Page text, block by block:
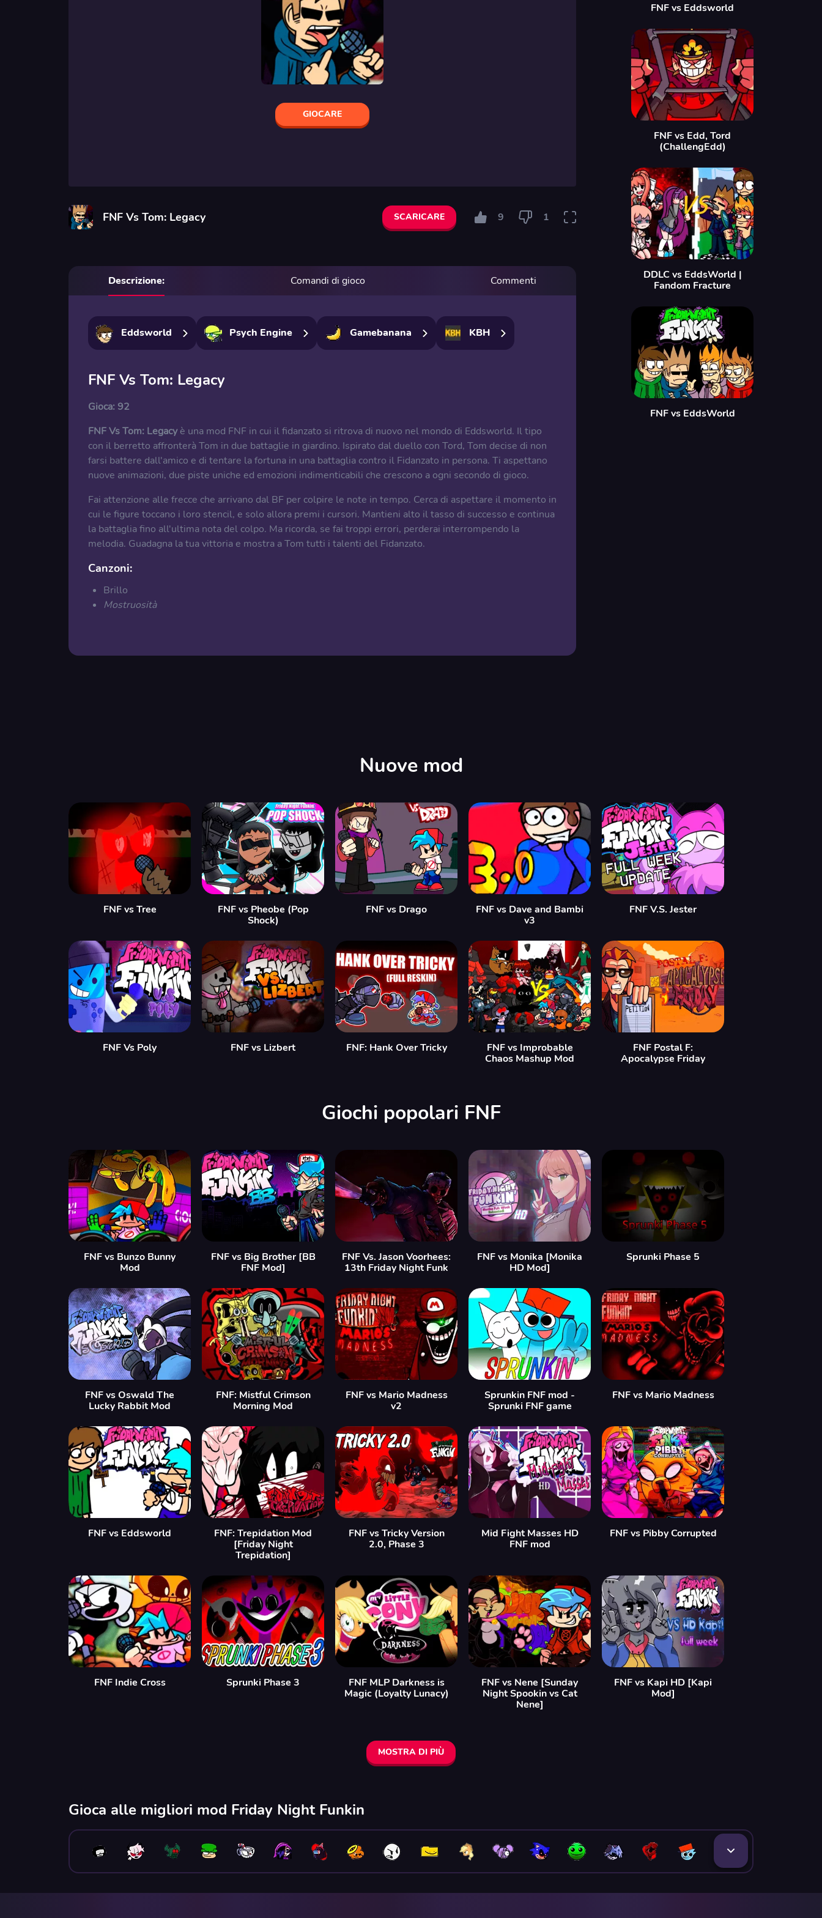
GIOCARE
FNF Vs Tom: Legacy SCARICARE 9 1
Descrizione: Comandi di gioco Commenti
Eddsworld Psych Engine Gamebanana KBH
FNF Vs Tom: Legacy
Gioca: 92
FNF Vs Tom: Legacyè una mod FNF in cui il fidanzato si ritrova di nuovo nel mondo di Eddsworld. Il tipo
con il berretto affronterà Tom in due battaglie in giardino. Ispirato dal duello con Tord, Tom decise di non
farsi battere dall'amico e di tentare la fortuna in una battaglia contro il Fidanzato in persona. Ti aspettano
nuove animazioni, due piste uniche ed emozioni indimenticabili che crescono a ogni secondo di gioco.
Fai attenzione alle frecce che arrivano dal BF per colpire le note in tempo. Cerca di aspettare il momento in
cui le figure toccano i loro stencil, e solo allora premi i cursori. Mantieni alto il tasso di successo e continua
la battaglia fino all'ultima nota del colpo. Ma ricorda, se fai troppi errori, perderai interrompendo la
melodia. Guadagna la tua vittoria e mostra a Tom tutti i talenti del Fidanzato.
Canzoni:
Brillo
Mostruosità
FNF vs Eddsworld
FNF vs Edd, Tord
(ChallengEdd)
DDLC vs EddsWorld |
Fandom Fracture
FNF vs EddsWorld
Nuove mod
FNF vs Tree
FNF vs Pheobe (Pop
Shock)
FNF vs Drago
FNF vs Dave and Bambi
v3
FNF V.S. Jester
FNF Vs Poly FNF vs Lizbert FNF: Hank Over Tricky
FNF vs Improbable
Chaos Mashup Mod
FNF Postal F:
Apocalypse Friday
Giochi popolari FNF
FNF vs Bunzo Bunny
Mod
FNF vs Big Brother [BB
FNF Mod]
FNF Vs. Jason Voorhees:
13th Friday Night Funk
FNF vs Monika [Monika
HD Mod]
Sprunki Phase 5
FNF vs Oswald The
Lucky Rabbit Mod
FNF: Mistful Crimson
Morning Mod
FNF vs Mario Madness
v2
Sprunkin FNF mod -
Sprunki FNF game
FNF vs Mario Madness
FNF vs Eddsworld
FNF: Trepidation Mod
[Friday Night
Trepidation]
FNF vs Tricky Version
2.0, Phase 3
Mid Fight Masses HD
FNF mod
FNF vs Pibby Corrupted
FNF Indie Cross Sprunki Phase 3
FNF MLP Darkness is
Magic (Loyalty Lunacy)
FNF vs Nene [Sunday
Night Spookin vs Cat
Nene]
FNF vs Kapi HD [Kapi
Mod]
MOSTRA DI PIÙ
Gioca alle migliori mod Friday Night Funkin